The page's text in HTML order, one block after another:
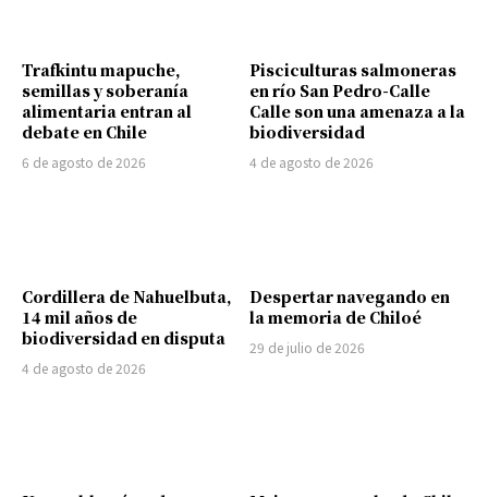
Trafkintu mapuche,
semillas y soberanía
alimentaria entran al
debate en Chile
6 de agosto de 2026
Pisciculturas salmoneras
en río San Pedro-Calle
Calle son una amenaza a la
biodiversidad
4 de agosto de 2026
Cordillera de Nahuelbuta,
14 mil años de
biodiversidad en disputa
4 de agosto de 2026
Despertar navegando en
la memoria de Chiloé
29 de julio de 2026